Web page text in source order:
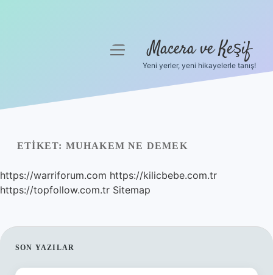
Yasal Uyarı
Hakkımızda
menüyüMacera ve Keşif
Yeni yerler, yeni hikayelerle tanış!
ETIKET: MUHAKEM NE DEMEK
https://warriforum.com https://kilicbebe.com.tr
https://topfollow.com.tr Sitemap
SIDEBAR
SON YAZILAR